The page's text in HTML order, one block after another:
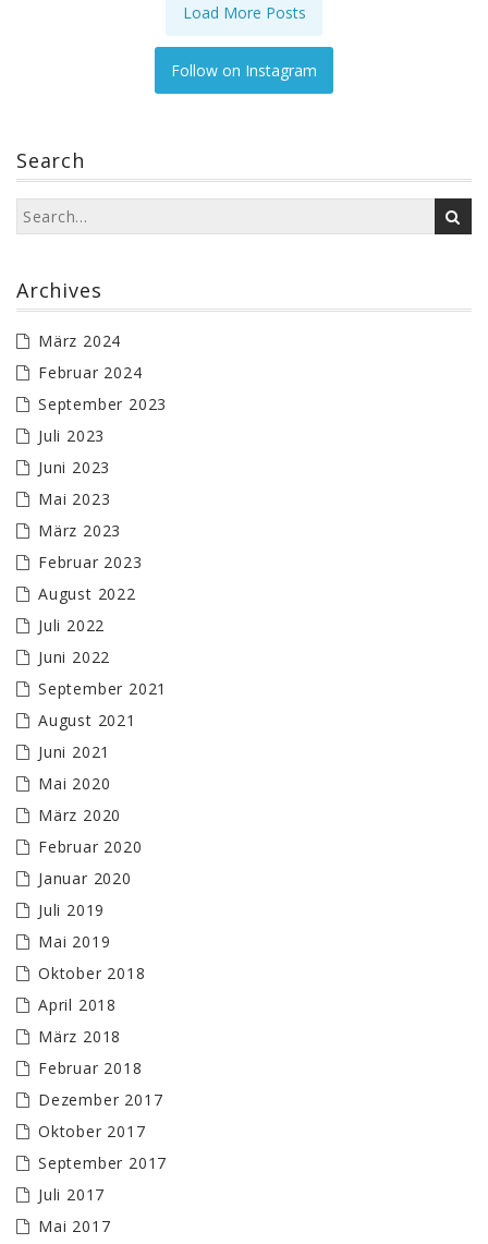
Load More Posts
Follow on Instagram
Search
Archives
März 2024
Februar 2024
September 2023
Juli 2023
Juni 2023
Mai 2023
März 2023
Februar 2023
August 2022
Juli 2022
Juni 2022
September 2021
August 2021
Juni 2021
Mai 2020
März 2020
Februar 2020
Januar 2020
Juli 2019
Mai 2019
Oktober 2018
April 2018
März 2018
Februar 2018
Dezember 2017
Oktober 2017
September 2017
Juli 2017
Mai 2017